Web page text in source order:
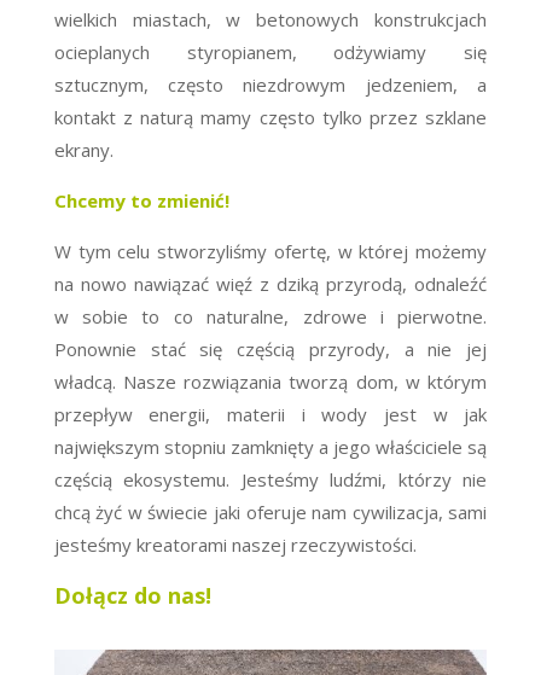
wielkich miastach, w betonowych konstrukcjach
ocieplanych styropianem, odżywiamy się
sztucznym, często niezdrowym jedzeniem, a
kontakt z naturą mamy często tylko przez szklane
ekrany.
Chcemy to zmienić!
W tym celu stworzyliśmy ofertę, w której możemy
na nowo nawiązać więź z dziką przyrodą, odnaleźć
w sobie to co naturalne, zdrowe i pierwotne.
Ponownie stać się częścią przyrody, a nie jej
władcą. Nasze rozwiązania tworzą dom, w którym
przepływ energii, materii i wody jest w jak
największym stopniu zamknięty a jego właściciele są
częścią ekosystemu. Jesteśmy ludźmi, którzy nie
chcą żyć w świecie jaki oferuje nam cywilizacja, sami
jesteśmy kreatorami naszej rzeczywistości.
Dołącz do nas!